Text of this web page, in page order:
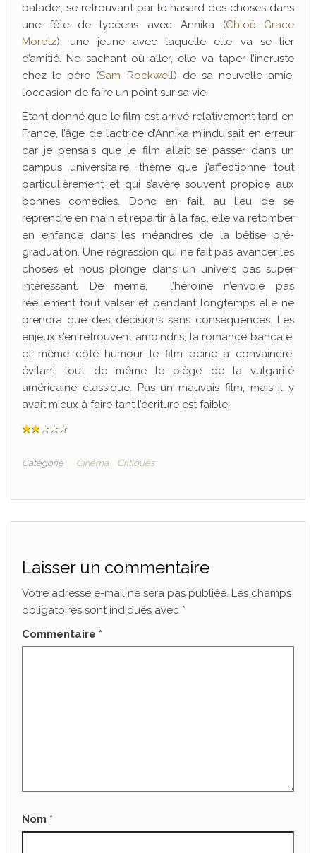
balader, se retrouvant par le hasard des choses dans
une fête de lycéens avec Annika (Chloë Grace
Moretz), une jeune avec laquelle elle va se lier
d’amitié. Ne sachant où aller, elle va taper l’incruste
chez le père (Sam Rockwell) de sa nouvelle amie,
l’occasion de faire un point sur sa vie.
Etant donné que le film est arrivé relativement tard en
France, l’âge de l’actrice d’Annika m’induisait en erreur
car je pensais que le film allait se passer dans un
campus universitaire, thème que j’affectionne tout
particulièrement et qui s’avère souvent propice aux
bonnes comédies. Donc en fait, au lieu de se
reprendre en main et repartir à la fac, elle va retomber
en enfance dans les méandres de la bêtise pré-
graduation. Une régression qui ne fait pas avancer les
choses et nous plonge dans un univers pas super
intéressant. De même, l’héroïne n’envoie pas
réellement tout valser et pendant longtemps elle ne
prendra que des décisions sans conséquences. Les
enjeux s’en retrouvent amoindris, la romance bancale,
et même côté humour le film peine à convaincre,
évitant tout de même le piège de la vulgarité
américaine classique. Pas un mauvais film, mais il y
avait mieux à faire tant l’écriture est faible.
Catégorie Cinéma Critiques
Laisser un commentaire
Votre adresse e-mail ne sera pas publiée. Les champs
obligatoires sont indiqués avec *
Commentaire *
Nom *